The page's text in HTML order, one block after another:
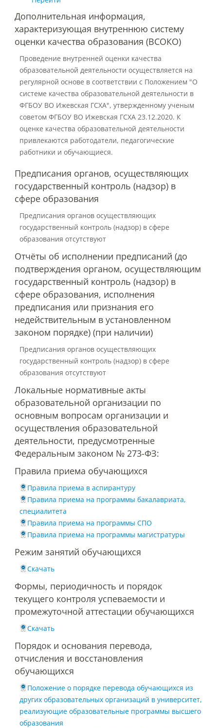
Информация о проверках
Учетная политика
Партнеры
Безопасность
Противодействие коррупции
Противодействие терроризму
Предотвращение кризисных ситуаций
Ответственность за разжигание
межнациональной розни
Конкурсы и вакансии
Контакты
Банковские реквизиты
Международная деятельность
Организации-партнеры
Договоры о сотрудничестве
Иностранным студентам
Документы
программы
Сотрудники
Дополнительная информация,
характеризующая внутреннюю систему
оценки качества образования (ВСОКО)
Проведение внутренней оценки качества
образовательной деятельности осуществляется на
регулярной основе в соответствии с Положением "О
системе качества образовательной деятельности в
ФГБОУ ВО Ижевская ГСХА", утвержденному ученым
советом ФГБОУ ВО Ижевская ГСХА 23.12.2020. К
оценке качества образовательной деятельности
привлекаются работодатели, педагогические
работники и обучающиеся.
Предписания органов, осуществляющих
государственный контроль (надзор) в
сфере образования
Предписания органов осуществляющих
государственный контроль (надзор) в сфере
образования отсутствуют
Отчёты об исполнении предписаний (до
подтверждения органом, осуществляющим
государственный контроль (надзор) в
сфере образования, исполнения
предписания или признания его
недействительным в установленном
законом порядке) (при наличии)
Предписания органов осуществляющих
государственный контроль (надзор) в сфере
образования отсутствуют
Локальные нормативные акты
образовательной организации по
основным вопросам организации и
осуществления образовательной
деятельности, предусмотренные
Федеральным законом № 273-ФЗ:
Правила приема обучающихся
Правила приема в аспирантуру
Правила приема на программы бакалавриата,
специалитета
Правила приема на программы СПО
Правила приема на программы магистратуры
Режим занятий обучающихся
Скачать
Формы, периодичность и порядок
текущего контроля успеваемости и
промежуточной аттестации обучающихся
Скачать
Порядок и основания перевода,
отчисления и восстановления
обучающихся
Положение о порядке перевода обучающихся из
других образовательных организаций в университет,
реализующие образовательные программы высшего
образования